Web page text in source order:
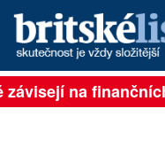
PŘIHLÁSIT
na